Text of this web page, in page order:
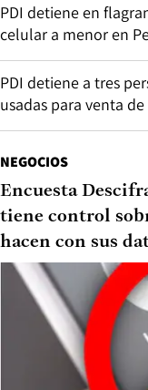
PDI detiene en
celular a menor en
PDI detiene a tres
usadas para venta
NEGOCIOS
Encuesta
tiene control
hacen con sus